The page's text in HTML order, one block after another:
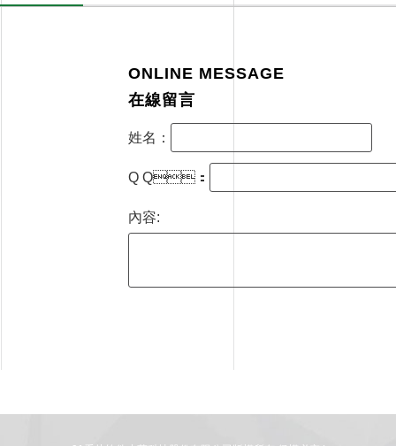
ONLINE MESSAGE
在線留言
姓名：
Q Q：
內容: